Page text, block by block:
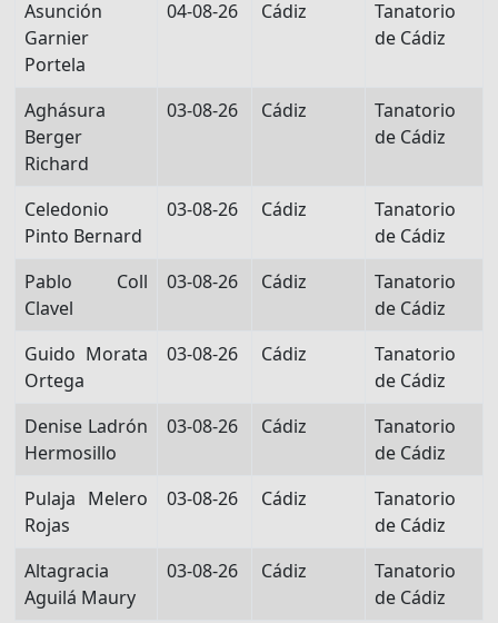
Asunción
Garnier
Portela
04-08-26 Cádiz
Tanatorio
de Cádiz
Aghásura
Berger
Richard
03-08-26 Cádiz
Tanatorio
de Cádiz
Celedonio
Pinto Bernard
03-08-26 Cádiz
Tanatorio
de Cádiz
Pablo Coll
Clavel
03-08-26 Cádiz
Tanatorio
de Cádiz
Guido Morata
Ortega
03-08-26 Cádiz
Tanatorio
de Cádiz
Denise Ladrón
Hermosillo
03-08-26 Cádiz
Tanatorio
de Cádiz
Pulaja Melero
Rojas
03-08-26 Cádiz
Tanatorio
de Cádiz
Altagracia
Aguilá Maury
03-08-26 Cádiz
Tanatorio
de Cádiz